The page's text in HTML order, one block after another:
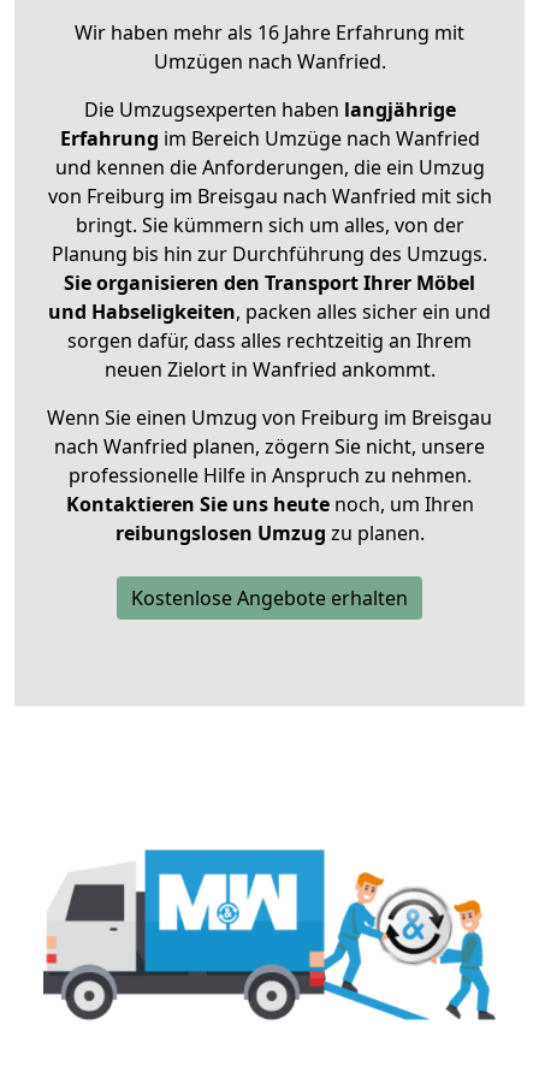
Wir haben mehr als 16 Jahre Erfahrung mit
Umzügen nach Wanfried.
Die Umzugsexperten haben langjährige
Erfahrung im Bereich Umzüge nach Wanfried
und kennen die Anforderungen, die ein Umzug
von Freiburg im Breisgau nach Wanfried mit sich
bringt. Sie kümmern sich um alles, von der
Planung bis hin zur Durchführung des Umzugs.
Sie organisieren den Transport Ihrer Möbel
und Habseligkeiten, packen alles sicher ein und
sorgen dafür, dass alles rechtzeitig an Ihrem
neuen Zielort in Wanfried ankommt.
Wenn Sie einen Umzug von Freiburg im Breisgau
nach Wanfried planen, zögern Sie nicht, unsere
professionelle Hilfe in Anspruch zu nehmen.
Kontaktieren Sie uns heutenoch, um Ihren
reibungslosen Umzug zu planen.
Kostenlose Angebote erhalten